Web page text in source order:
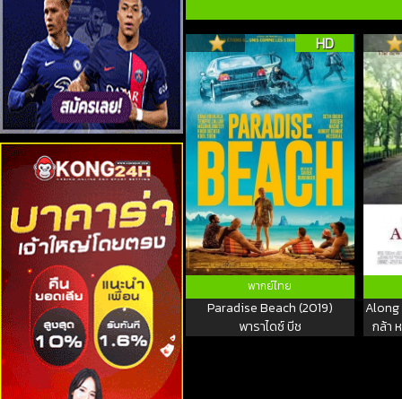
HD
พากย์ไทย
Paradise Beach (2019)
พาราไดซ์ บีช
Along
กล้า